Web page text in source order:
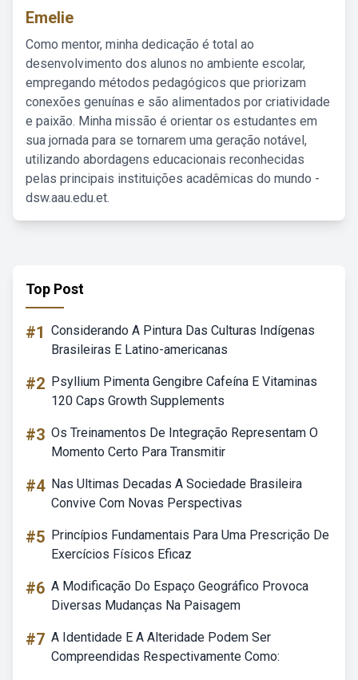
Emelie
Como mentor, minha dedicação é total ao
desenvolvimento dos alunos no ambiente escolar,
empregando métodos pedagógicos que priorizam
conexões genuínas e são alimentados por criatividade
e paixão. Minha missão é orientar os estudantes em
sua jornada para se tornarem uma geração notável,
utilizando abordagens educacionais reconhecidas
pelas principais instituições acadêmicas do mundo -
dsw.aau.edu.et.
Top Post
#1 Considerando A Pintura Das Culturas Indígenas
Brasileiras E Latino-americanas
#2 Psyllium Pimenta Gengibre Cafeína E Vitaminas
120 Caps Growth Supplements
#3 Os Treinamentos De Integração Representam O
Momento Certo Para Transmitir
#4 Nas Ultimas Decadas A Sociedade Brasileira
Convive Com Novas Perspectivas
#5 Princípios Fundamentais Para Uma Prescrição De
Exercícios Físicos Eficaz
#6 A Modificação Do Espaço Geográfico Provoca
Diversas Mudanças Na Paisagem
#7 A Identidade E A Alteridade Podem Ser
Compreendidas Respectivamente Como: